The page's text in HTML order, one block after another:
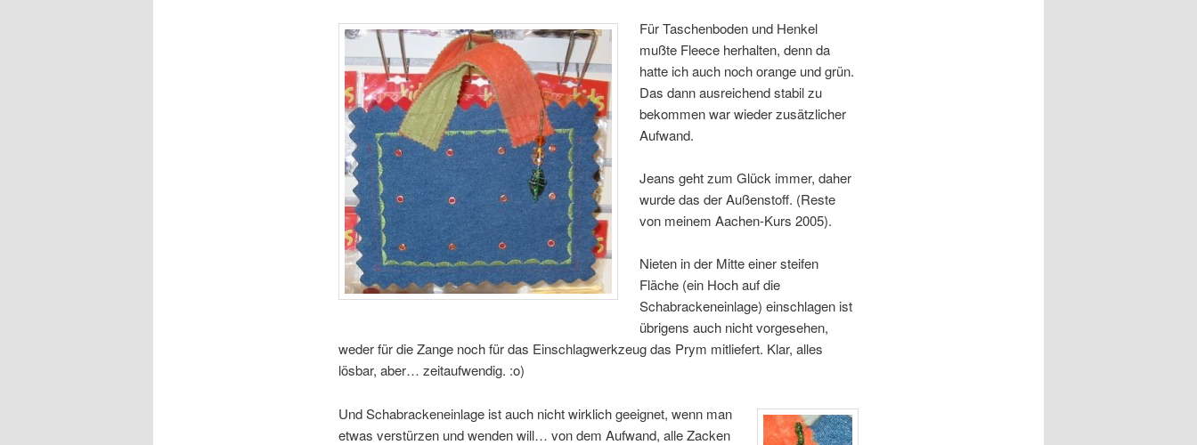
Für Taschenboden und Henkel
mußte Fleece herhalten, denn da
hatte ich auch noch orange und grün.
Das dann ausreichend stabil zu
bekommen war wieder zusätzlicher
Aufwand.
Jeans geht zum Glück immer, daher
wurde das der Außenstoff. (Reste
von meinem Aachen-Kurs 2005).
Nieten in der Mitte einer steifen
Fläche (ein Hoch auf die
Schabrackeneinlage) einschlagen ist
übrigens auch nicht vorgesehen,
weder für die Zange noch für das Einschlagwerkzeug das Prym mitliefert. Klar, alles
lösbar, aber… zeitaufwendig. :o)
Und Schabrackeneinlage ist auch nicht wirklich geeignet, wenn man
etwas verstürzen und wenden will… von dem Aufwand, alle Zacken